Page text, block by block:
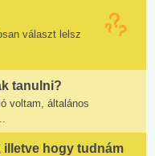
választ lelsz
tanulni?
voltam, általános
illetve hogy tudnám